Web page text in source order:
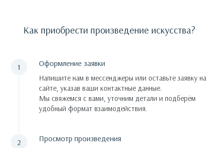
Как приобрести произведение искусства?
Оформление заявки
Напишите нам в мессенджеры или оставьте заявку на
сайте, указав ваши контактные данные.
Мы свяжемся с вами, уточним детали и подберём
удобный формат взаимодействия.
Просмотр произведения